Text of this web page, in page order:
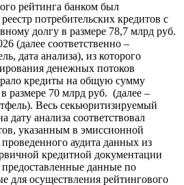
рейтинга банком был
потребительских кредитов с
долгу в размере 78,7 млрд руб.
(далее соответственно –
дата анализа), из которого
денежных потоков
кредиты на общую сумму
размере 70 млрд руб. (далее –
Весь секьюритизируемый
дату анализа соответствовал
указанным в эмиссионной
аудита данных из
кредитной документации
предоставленные данные по
для осуществления рейтингового